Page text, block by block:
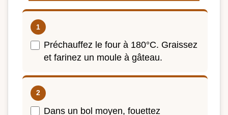
Préchauffez le four à 180°C. Graissez
et farinez un moule à gâteau.
Dans un bol moyen, fouettez